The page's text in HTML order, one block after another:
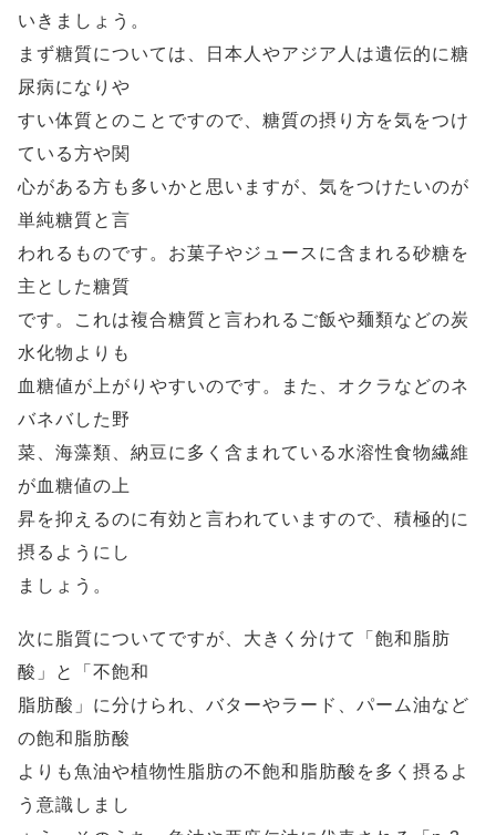
いきましょう。
まず糖質については、日本人やアジア人は遺伝的に糖
尿病になりや
すい体質とのことですので、糖質の摂り方を気をつけ
ている方や関
心がある方も多いかと思いますが、気をつけたいのが
単純糖質と言
われるものです。お菓子やジュースに含まれる砂糖を
主とした糖質
です。これは複合糖質と言われるご飯や麺類などの炭
水化物よりも
血糖値が上がりやすいのです。また、オクラなどのネ
バネバした野
菜、海藻類、納豆に多く含まれている水溶性食物繊維
が血糖値の上
昇を抑えるのに有効と言われていますので、積極的に
摂るようにし
ましょう。
次に脂質についてですが、大きく分けて「飽和脂肪
酸」と「不飽和
脂肪酸」に分けられ、バターやラード、パーム油など
の飽和脂肪酸
よりも魚油や植物性脂肪の不飽和脂肪酸を多く摂るよ
う意識しまし